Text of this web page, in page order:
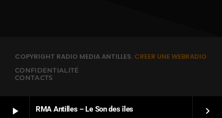
play_arrow RMA Antilles – Le Son des îles keyboard_arrow_right
COPYRIGHT RADIO MEDIA ANTILLES. CREER UNE WEBRADIO
CONFIDENTIALITÉ
CONTACTS